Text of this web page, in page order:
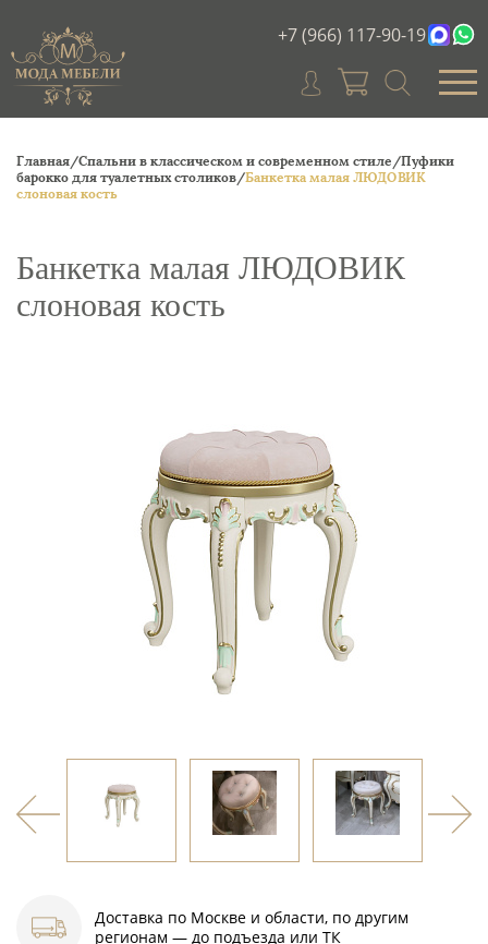
+7 (966) 117-90-19
Главная/Спальни в классическом и современном стиле/Пуфики
барокко для туалетных столиков/Банкетка малая ЛЮДОВИК
слоновая кость
Банкетка малая ЛЮДОВИК
слоновая кость
Доставка по Москве и области, по другим
регионам — до подъезда или ТК